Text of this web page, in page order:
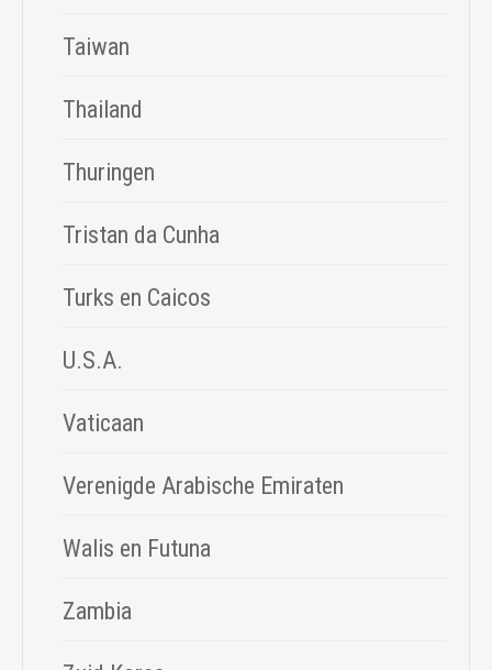
Taiwan
Thailand
Thuringen
Tristan da Cunha
Turks en Caicos
U.S.A.
Vaticaan
Verenigde Arabische Emiraten
Walis en Futuna
Zambia